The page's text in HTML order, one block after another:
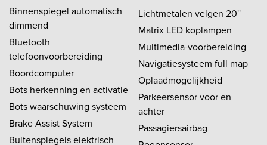
Binnenspiegel automatisch
dimmend
Bluetooth
telefoonvoorbereiding
Boordcomputer
Bots herkenning en activatie
Bots waarschuwing systeem
Brake Assist System
Buitenspiegels elektrisch
Lichtmetalen velgen 20''
Matrix LED koplampen
Multimedia-voorbereiding
Navigatiesysteem full map
Oplaadmogelijkheid
Parkeersensor voor en
achter
Passagiersairbag